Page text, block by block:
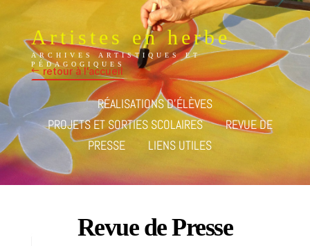
Artistes en herbe
ARCHIVES ARTISTIQUES ET
PÉDAGOGIQUES
retour à l'accueil
RÉALISATIONS D’ÉLÈVES
PROJETS ET SORTIES SCOLAIRES
REVUE DE
PRESSE
LIENS UTILES
Revue de Presse